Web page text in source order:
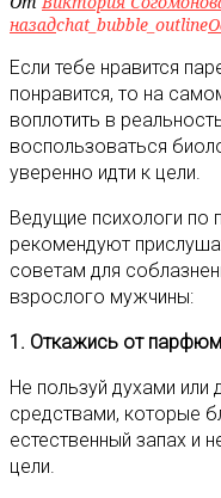
назадchat_bubble_outline
Если тебе нравится
понравится, то на
воплотить в
воспользоваться
уверенно идти к цели.
Ведущие психологи по
рекомендуют
советам для
взрослого мужчины:
1. Откажись от
Не пользуй духами или
средствами, которые
естественный запах и
цели.